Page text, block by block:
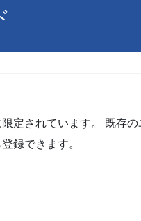
定されています。 既存
録できます。